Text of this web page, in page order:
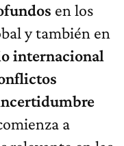
en los
y también en
internacional
a